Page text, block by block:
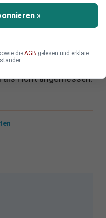
Times Square wurde
Angehörige
als nicht angemessen.
»
die AGB gelesen und erkläre